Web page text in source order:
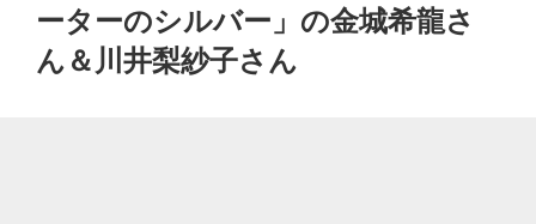
ーターのシルバー」の金城希龍さ
ん＆川井梨紗子さん